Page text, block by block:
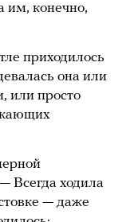
им, конечно,
приходилось
она или
или просто
Всегда ходила
— даже